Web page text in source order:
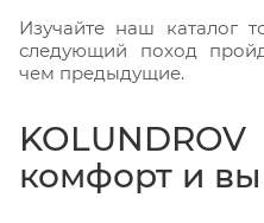
Изучайте наш каталог
следующий поход
чем предыдущие.
комфорт и